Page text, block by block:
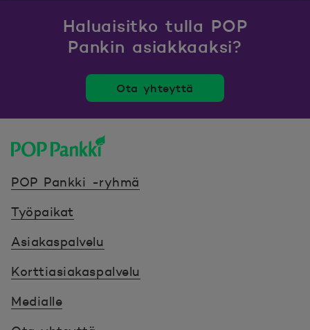
Haluaisitko tulla POP
Pankin asiakkaaksi?
Ota yhteyttä
POP Pankki -ryhmä
Työpaikat
Asiakaspalvelu
Korttiasiakaspalvelu
Medialle